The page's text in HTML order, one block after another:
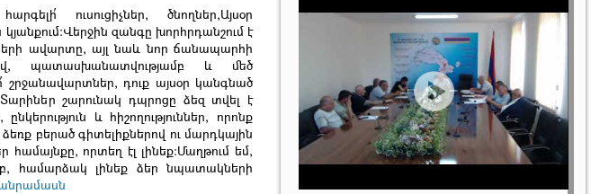
ուսուցիչներ, ծնողներ,Այսօր
զանգը խորհրդանշում է
ավարտը, այլ նաև նոր ճանապարհի
պատասխանատվությամբ և մեծ
շրջանավարտներ, դուք այսօր կանգնած
Տարիներ շարունակ դպրոցը ձեզ տվել է
և հիշողություններ, որոնք
բերած գիտելիքներով ու մարդկային
որտեղ էլ լինեք։Մաղթում եմ,
համարձակ լինեք ձեր նպատակների